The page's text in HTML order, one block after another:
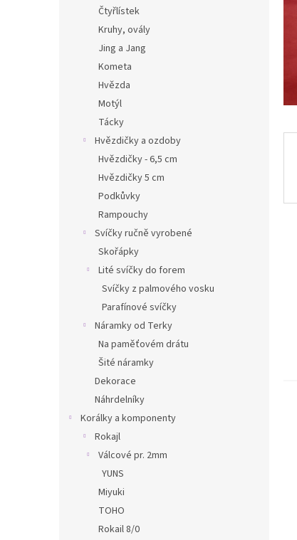
Čtyřlístek
Kruhy, ovály
Jing a Jang
Kometa
Hvězda
Motýl
Tácky
Hvězdičky a ozdoby
Hvězdičky - 6,5 cm
Hvězdičky 5 cm
Podkůvky
Rampouchy
Svíčky ručně vyrobené
Skořápky
Lité svíčky do forem
Svíčky z palmového vosku
Parafínové svíčky
Náramky od Terky
Na paměťovém drátu
Šité náramky
Dekorace
Náhrdelníky
Korálky a komponenty
Rokajl
Válcové pr. 2mm
YUNS
Miyuki
TOHO
Rokail 8/0